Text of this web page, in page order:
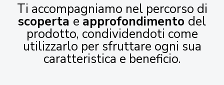
Ti accompagniamo nel percorso di
scoperta e approfondimento del
prodotto, condividendoti come
utilizzarlo per sfruttare ogni sua
caratteristica e beneficio.